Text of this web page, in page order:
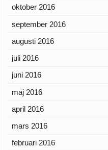
oktober 2016
september 2016
augusti 2016
juli 2016
juni 2016
maj 2016
april 2016
mars 2016
februari 2016